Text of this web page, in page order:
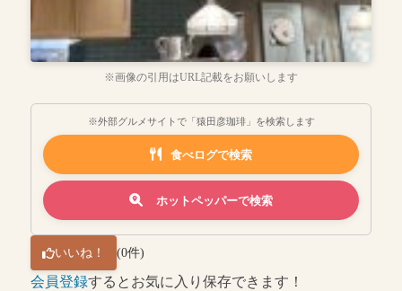
※画像の引用はURL記載をお願いします
※外部グルメサイトで「猿田彦珈琲」を検索します
食べログで検索
ホットペッパーで検索
いいね！ (0件)
会員登録するとお気に入り保存できます！